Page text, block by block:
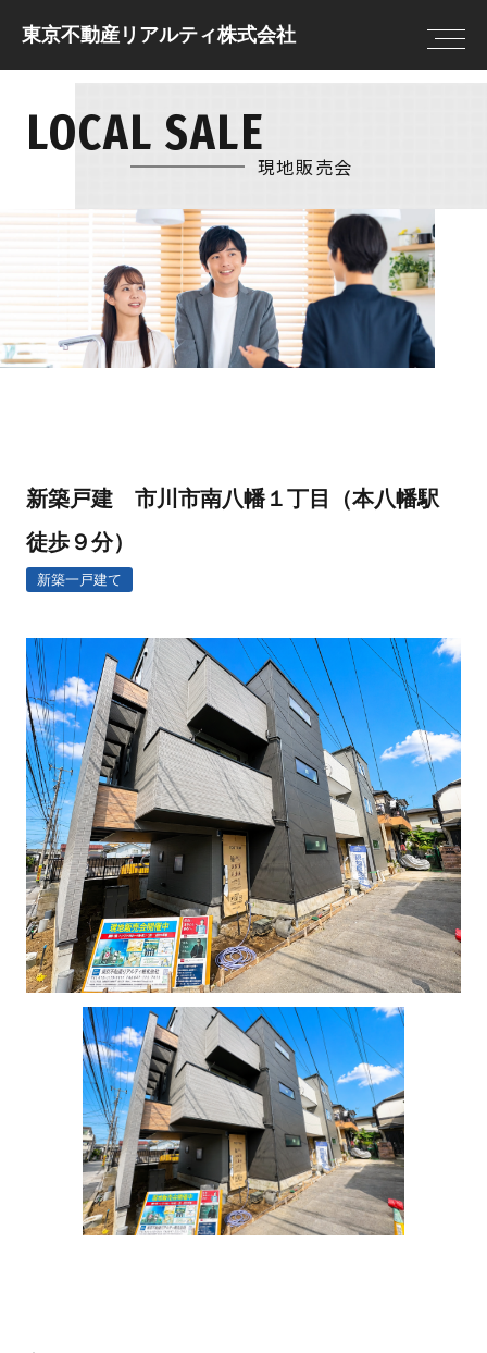
東京不動産リアルティ株式会社
トップページ
現地販売会
住まいを借りる
借りる前に決めてお
借りる流れ
住まいを借りるの
FAQ
住まいを買うのFAQ
無料売却査定
住まいを売るのFAQ
建物仕様書
注文住宅のFAQ
リフォーム
リフォームの流れ
リフォームのFAQ
スタッフ情報
スタッフ紹介
スタッフブログ
スタッフ不動産コラ
ム
当社について
会社概要
採用情報
ECサイト
取引先
個人情報の取り扱い
について
お問い合わせ
住まいを借りる
住まいを売る
リフォーム
LOCAL SALE
現地販売会
新築戸建 市川市南八幡１丁目（本八幡駅
徒歩９分）
新築一戸建て